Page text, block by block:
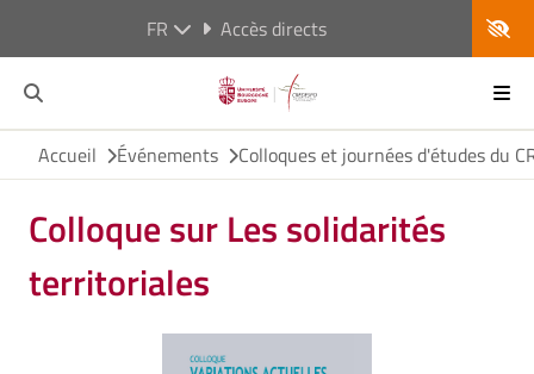
FR Accès directs
Accueil Événements Colloques et journées d'études du
Colloque sur Les solidarités
territoriales